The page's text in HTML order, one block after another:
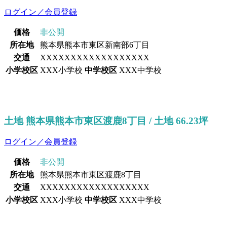
ログイン／会員登録
価格
非公開
所在地
熊本県熊本市東区新南部6丁目
交通
XXXXXXXXXXXXXXXXXX
小学校区 XXX小学校 中学校区 XXX中学校
土地 熊本県熊本市東区渡鹿8丁目 / 土地 66.23坪
ログイン／会員登録
価格
非公開
所在地
熊本県熊本市東区渡鹿8丁目
交通
XXXXXXXXXXXXXXXXXX
小学校区 XXX小学校 中学校区 XXX中学校